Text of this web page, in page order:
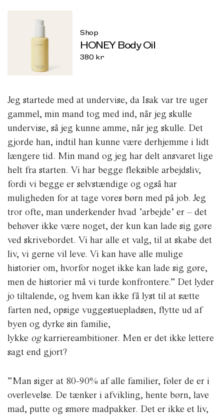
Shop
HONEY Body Oil
380 kr
Jeg startede med at undervise, da Isak var tre uger
gammel, min mand tog med ind, når jeg skulle
undervise, så jeg kunne amme, når jeg skulle. Det
gjorde han, indtil han kunne være derhjemme i lidt
længere tid. Min mand og jeg har delt ansvaret lige
helt fra starten. Vi har begge fleksible arbejdsliv,
fordi vi begge er selvstændige og også har
muligheden for at tage vores børn med på job. Jeg
tror ofte, man underkender hvad ’arbejde’ er – det
behøver ikke være noget, der kun kan lade sig gøre
ved skrivebordet. Vi har alle et valg, til at skabe det
liv, vi gerne vil leve. Vi kan have alle mulige
historier om, hvorfor noget ikke kan lade sig gøre,
men de historier må vi turde konfrontere.” Det lyder
jo tiltalende, og hvem kan ikke få lyst til at sætte
farten ned, opsige vuggestuepladsen, flytte ud af
byen og dyrke sin familie,
lykke ogkarriereambitioner. Men er det ikke lettere
sagt end gjort?
”Man siger at 80-90% af alle familier, føler de er i
overlevelse. De tænker i afvikling, hente børn, lave
mad, putte og smøre madpakker. Det er ikke et liv,